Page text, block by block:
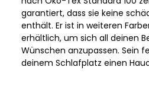
garantiert, dass sie keine
enthält. Er ist in weiteren
erhältlich, um sich all deinen
Wünschen anzupassen. Sein
deinem Schlafplatz einen